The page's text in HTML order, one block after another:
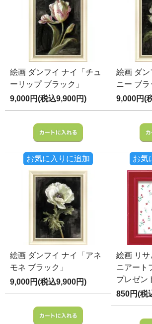
絵画 ダンフイ ナイ「チュ
ーリップ ブラック」
9,000円(税込9,900円)
お気に入りに追加
絵画 ダン
ニー ブラ
9,000円(
お気
絵画 ダンフイ ナイ「アネ
モネ ブラック」
9,000円(税込9,900円)
絵画 リサ
ニアート
プレゼン
850円(税